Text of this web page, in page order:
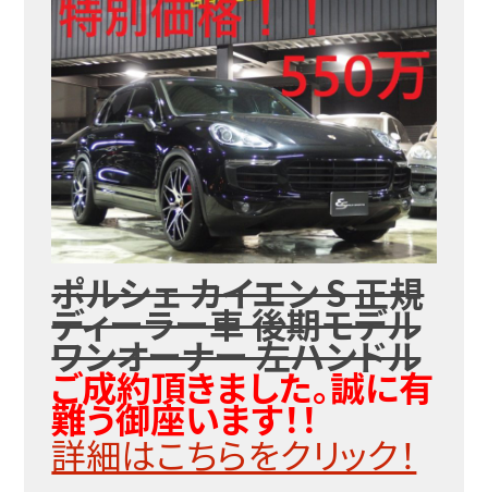
ポルシェ カイエン S 正規
ディーラー車 後期モデル
ワンオーナー 左ハンドル
ご成約頂きました。誠に有
難う御座います！！
詳細はこちらをクリック！